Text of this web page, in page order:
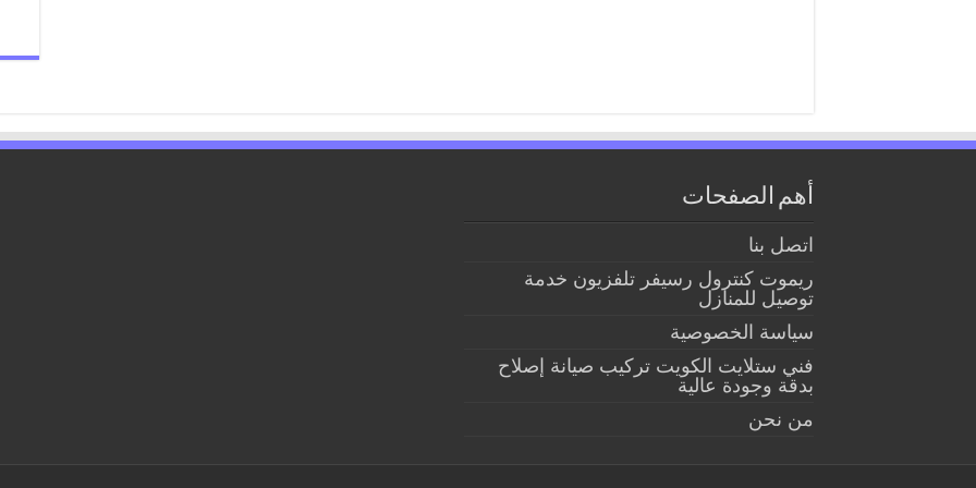
أهم الصفحات
اتصل بنا
ريموت كنترول رسيفر تلفزيون خدمة
توصيل للمنازل
سياسة الخصوصية
فني ستلايت الكويت تركيب صيانة إصلاح
بدقة وجودة عالية
من نحن